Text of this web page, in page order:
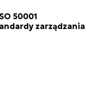
50001
zarządzania